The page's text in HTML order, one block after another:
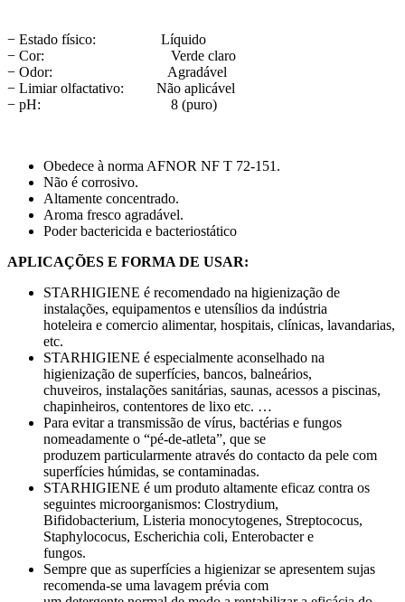
− Estado físico: Líquido
− Cor: Verde claro
− Odor: Agradável
− Limiar olfactativo: Não aplicável
− pH: 8 (puro)
Obedece à norma AFNOR NF T 72-151.
Não é corrosivo.
Altamente concentrado.
Aroma fresco agradável.
Poder bactericida e bacteriostático
APLICAÇÕES E FORMA DE USAR:
STARHIGIENE é recomendado na higienização de
instalações, equipamentos e utensílios da indústria
hoteleira e comercio alimentar, hospitais, clínicas, lavandarias,
etc.
STARHIGIENE é especialmente aconselhado na
higienização de superfícies, bancos, balneários,
chuveiros, instalações sanitárias, saunas, acessos a piscinas,
chapinheiros, contentores de lixo etc. …
Para evitar a transmissão de vírus, bactérias e fungos
nomeadamente o “pé-de-atleta”, que se
produzem particularmente através do contacto da pele com
superfícies húmidas, se contaminadas.
STARHIGIENE é um produto altamente eficaz contra os
seguintes microorganismos: Clostrydium,
Bifidobacterium, Listeria monocytogenes, Streptococus,
Staphylococus, Escherichia coli, Enterobacter e
fungos.
Sempre que as superfícies a higienizar se apresentem sujas
recomenda-se uma lavagem prévia com